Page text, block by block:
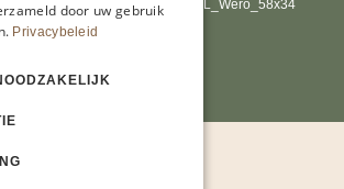
door uw gebruik
Privacybeleid